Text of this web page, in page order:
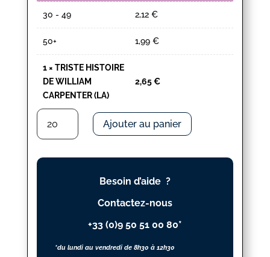
30 - 49 2,12 €
50+ 1,99 €
1× TRISTE HISTOIRE
DE WILLIAM
CARPENTER (LA)
2,65€
quantité
TRISTE
HISTOIRE
Ajouter au panier
Besoin d’aide ?
Contactez-nous
+33 (0)9 50 51 00 80*
*du lundi au vendredi de 8h30 à 12h30